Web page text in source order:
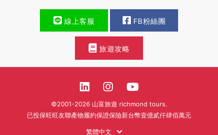
線上客服 FB粉絲團
旅遊攻略
©2001-2026 山富旅遊 richmond tours.
已投保旺旺友聯產物履約保證保險新台幣壹億貳仟肆佰萬元
繁體中文